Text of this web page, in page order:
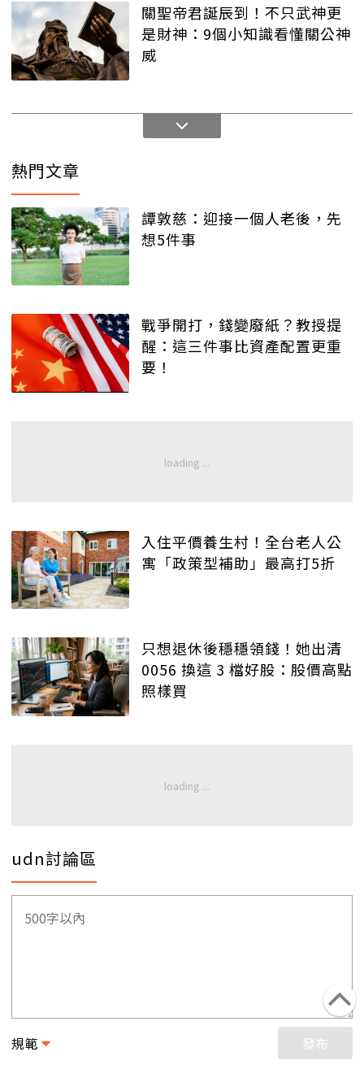
關聖帝君誕辰到！不只武神更
是財神：9個小知識看懂關公神
威
熱門文章
譚敦慈：迎接一個人老後，先
想5件事
戰爭開打，錢變廢紙？教授提
醒：這三件事比資產配置更重
要！
入住平價養生村！全台老人公
寓「政策型補助」最高打5折
只想退休後穩穩領錢！她出清
0056 換這 3 檔好股：股價高點
照樣買
udn討論區
規範 發布